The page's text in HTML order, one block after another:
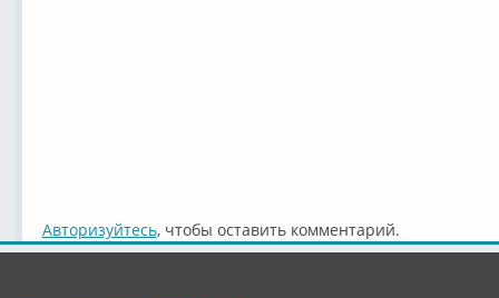
Авторизуйтесь, чтобы оставить комментарий.